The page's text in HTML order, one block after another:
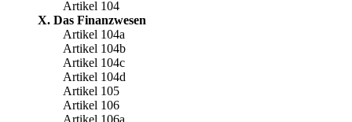
Artikel 104
X. Das Finanzwesen
Artikel 104a
Artikel 104b
Artikel 104c
Artikel 104d
Artikel 105
Artikel 106
Artikel 106a